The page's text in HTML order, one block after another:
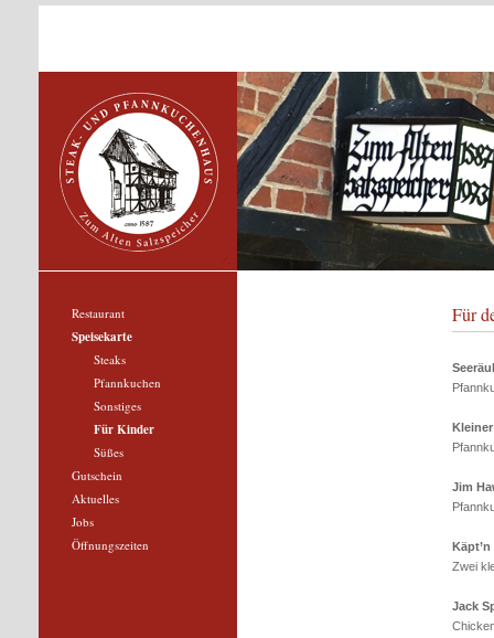
Restaurant
Speisekarte
Steaks
Pfannkuchen
Sonstiges
Für Kinder
Süßes
Gutschein
Aktuelles
Jobs
Öffnungszeiten
Für
Jim
Zwei
Jack